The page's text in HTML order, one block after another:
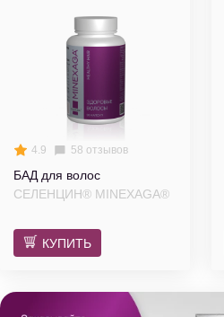
4.9 58 отзывов
БАД для волос
СЕЛЕНЦИН® MINEXAGA®
КУПИТЬ